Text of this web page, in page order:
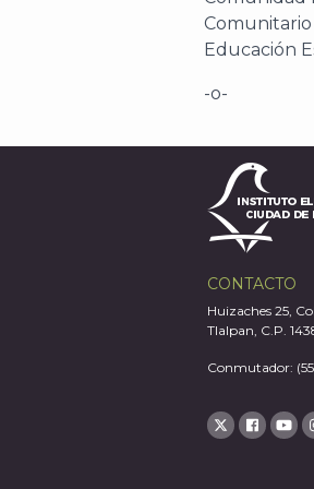
Comunitario
Educación
-o-
CONTACTO
Huizaches 25,
Tlalpan, C.P.
Conmutador: